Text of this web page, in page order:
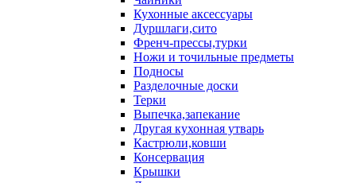
Кухонные аксессуары
Дуршлаги,сито
Френч-прессы,турки
Ножи и точильные предметы
Подносы
Разделочные доски
Терки
Выпечка,запекание
Другая кухонная утварь
Кастрюли,ковши
Консервация
Крышки